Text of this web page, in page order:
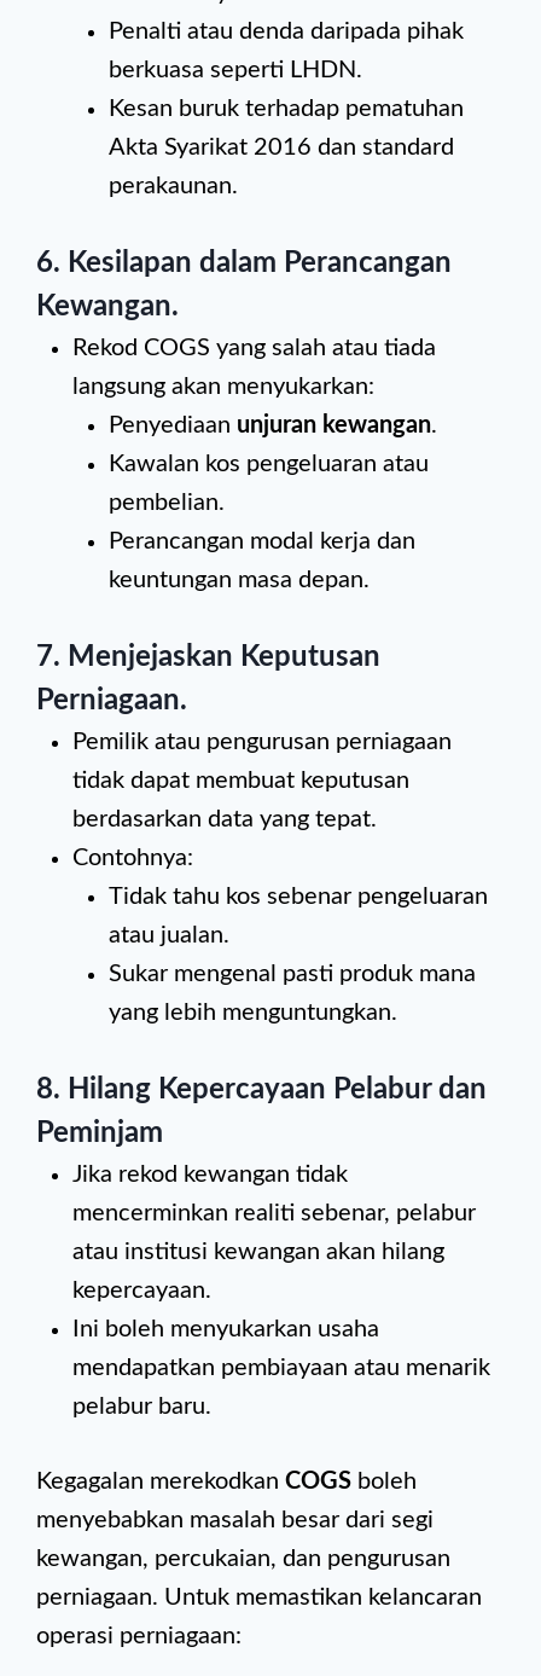
Penalti atau denda daripada pihak
berkuasa seperti LHDN.
Kesan buruk terhadap pematuhan
Akta Syarikat 2016 dan standard
perakaunan.
6. Kesilapan dalam Perancangan
Kewangan.
Rekod COGS yang salah atau tiada
langsung akan menyukarkan:
Penyediaan unjuran kewangan.
Kawalan kos pengeluaran atau
pembelian.
Perancangan modal kerja dan
keuntungan masa depan.
7. Menjejaskan Keputusan
Perniagaan.
Pemilik atau pengurusan perniagaan
tidak dapat membuat keputusan
berdasarkan data yang tepat.
Contohnya:
Tidak tahu kos sebenar pengeluaran
atau jualan.
Sukar mengenal pasti produk mana
yang lebih menguntungkan.
8. Hilang Kepercayaan Pelabur dan
Peminjam
Jika rekod kewangan tidak
mencerminkan realiti sebenar, pelabur
atau institusi kewangan akan hilang
kepercayaan.
Ini boleh menyukarkan usaha
mendapatkan pembiayaan atau menarik
pelabur baru.
Kegagalan merekodkan COGS boleh
menyebabkan masalah besar dari segi
kewangan, percukaian, dan pengurusan
perniagaan. Untuk memastikan kelancaran
operasi perniagaan: